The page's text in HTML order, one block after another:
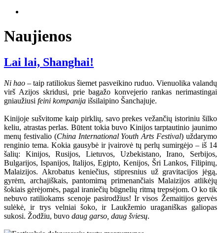
Naujienos
Lai lai, Shanghai!
Ni hao – taip ratiliokus šiemet pasveikino ruduo. Vienuolika valandų
virš Azijos skridusi, prie bagažo konvejerio rankas nerimastingai
gniaužiusi feini kompanija išsilaipino Šanchajuje.
Kinijoje sušvitome kaip pirklių, savo prekes vežančių istoriniu šilko
keliu, atrastas perlas. Būtent tokia buvo Kinijos tarptautinio jaunimo
menų festivalio (China International Youth Arts Festival) uždarymo
renginio tema. Kokia gausybė ir įvairovė tų perlų sumirgėjo – iš 14
šalių: Kinijos, Rusijos, Lietuvos, Uzbekistano, Irano, Serbijos,
Bulgarijos, Ispanijos, Italijos, Egipto, Kenijos, Šri Lankos, Filipinų,
Malaizijos. Akrobatus keniečius, stipresnius už gravitacijos jėgą,
gyrėm, archajiškais, pantomimą primenančiais Malaizijos atlikėjų
šokiais gėrėjomės, pagal iraniečių būgnelių ritmą trepsėjom. O ko tik
nebuvo ratiliokams scenoje pasirodžius! Ir visos Žemaitijos gervės
sulėkė, ir trys velniai šoko, ir Laukžemio uraganiškas galiopas
sukosi. Žodžiu, buvo daug garso, daug šviesų.